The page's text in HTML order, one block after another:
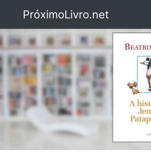
PróximoLivro.net